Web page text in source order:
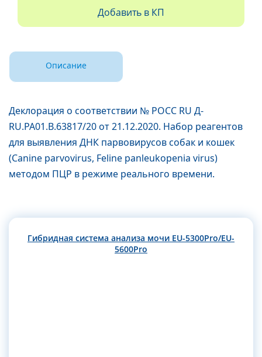
Добавить в КП
Описание
Деклорация о соответствии № РОСС RU Д-
RU.PA01.B.63817/20 от 21.12.2020. Набор реагентов
для выявления ДНК парвовирусов собак и кошек
(Canine parvovirus, Feline panleukopenia virus)
методом ПЦР в режиме реального времени.
Гибридная система анализа мочи EU-5300Pro/EU-
5600Pro